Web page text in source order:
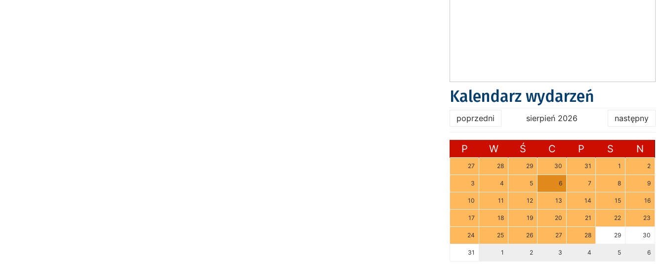
Kalendarz wydarzeń
poprzedni sierpień 2026 następny
P W Ś C P S N
27 28 29 30 31 1 2
3 4 5 6 7 8 9
10 11 12 13 14 15 16
17 18 19 20 21 22 23
24 25 26 27 28 29 30
31 1 2 3 4 5 6